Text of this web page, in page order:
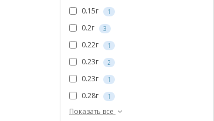
0.15г 1
0.2г 3
0.22г 1
0.23г 2
0.23г 1
0.28г 1
Показать все